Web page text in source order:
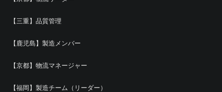
【三重】品質管理
【鹿児島】製造メンバー
【京都】物流マネージャー
【福岡】製造チーム（リーダー）